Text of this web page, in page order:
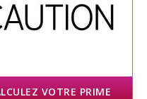
VOTRE PRIME